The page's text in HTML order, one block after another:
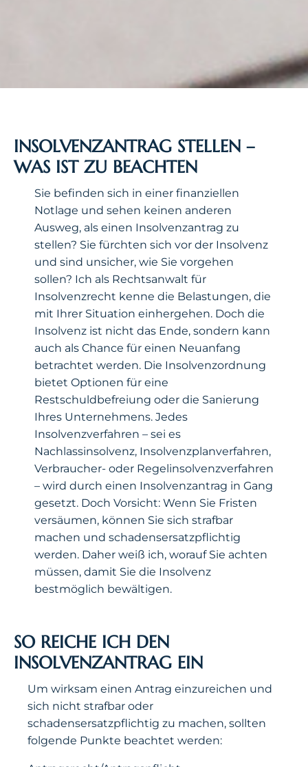
INSOLVENZANTRAG STELLEN –
WAS IST ZU BEACHTEN
Sie befinden sich in einer finanziellen
Notlage und sehen keinen anderen
Ausweg, als einen Insolvenzantrag zu
stellen? Sie fürchten sich vor der Insolvenz
und sind unsicher, wie Sie vorgehen
sollen? Ich als Rechtsanwalt für
Insolvenzrecht kenne die Belastungen, die
mit Ihrer Situation einhergehen. Doch die
Insolvenz ist nicht das Ende, sondern kann
auch als Chance für einen Neuanfang
betrachtet werden. Die Insolvenzordnung
bietet Optionen für eine
Restschuldbefreiung oder die Sanierung
Ihres Unternehmens. Jedes
Insolvenzverfahren – sei es
Nachlassinsolvenz, Insolvenzplanverfahren,
Verbraucher- oder Regelinsolvenzverfahren
– wird durch einen Insolvenzantrag in Gang
gesetzt. Doch Vorsicht: Wenn Sie Fristen
versäumen, können Sie sich strafbar
machen und schadensersatzpflichtig
werden. Daher weiß ich, worauf Sie achten
müssen, damit Sie die Insolvenz
bestmöglich bewältigen.
SO REICHE ICH DEN
INSOLVENZANTRAG EIN
Um wirksam einen Antrag einzureichen und
sich nicht strafbar oder
schadensersatzpflichtig zu machen, sollten
folgende Punkte beachtet werden: